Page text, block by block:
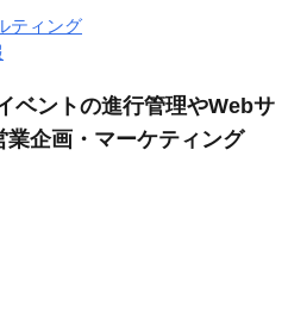
ティング
ベントの進行管理やWebサ
企画・マーケティング